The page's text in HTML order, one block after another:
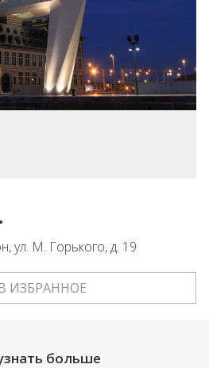
ул. М. Горького, д. 19
ИЗБРАННОЕ
больше